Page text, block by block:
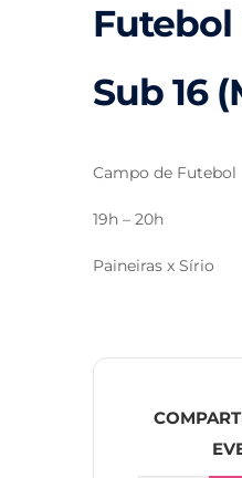
Futebol
Sub 16
Campo de Futebol
19h – 20h
Paineiras x Sírio